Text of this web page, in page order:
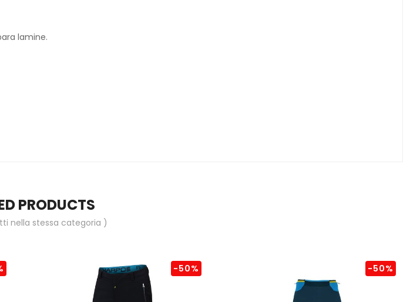
lamine.
PRODUCTS
nella stessa categoria )
-50% -50%